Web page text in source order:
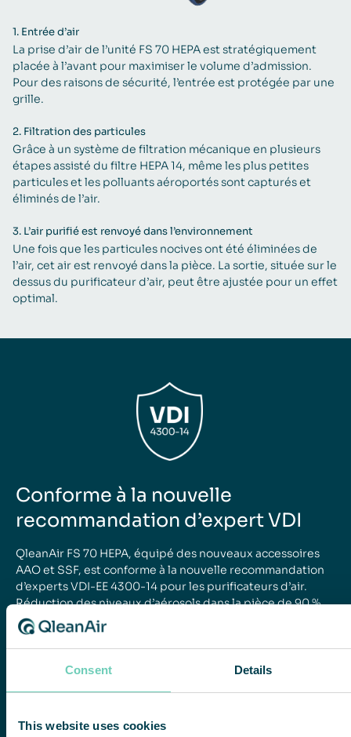
Consent Details
This website uses cookies
1. Entrée d’air
La prise d’air de l’unité FS 70 HEPA est stratégiquement
placée à l’avant pour maximiser le volume d’admission.
Pour des raisons de sécurité, l’entrée est protégée par une
grille.
2. Filtration des particules
Grâce à un système de filtration mécanique en plusieurs
étapes assisté du filtre HEPA 14, même les plus petites
particules et les polluants aéroportés sont capturés et
éliminés de l’air.
3. L’air purifié est renvoyé dans l’environnement
Une fois que les particules nocives ont été éliminées de
l’air, cet air est renvoyé dans la pièce. La sortie, située sur le
dessus du purificateur d’air, peut être ajustée pour un effet
optimal.
Conforme à la nouvelle
recommandation d’expert VDI
QleanAir FS 70 HEPA, équipé des nouveaux accessoires
AAO et SSF, est conforme à la nouvelle recommandation
d’experts VDI-EE 4300-14 pour les purificateurs d’air.
Réduction des niveaux d’aérosols dans la pièce de 90 %
en 30 minutes, fonctionnement silencieux et sans
turbulence gênante dans une conception qui résiste aux
changements de paramètres non autorisés.
POURSUIVRE LA LECTURE